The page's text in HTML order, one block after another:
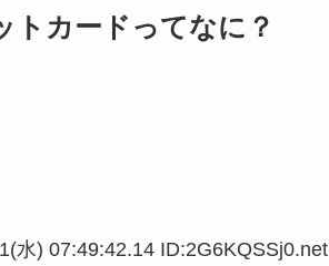
トカードってなに？
水) 07:49:42.14 ID:2G6KQSSj0.net